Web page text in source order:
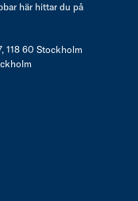
här hittar du på
118 60 Stockholm